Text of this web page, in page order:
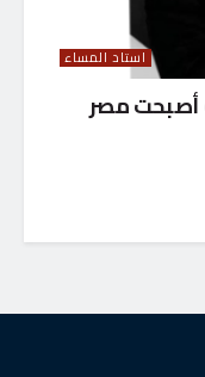
استاد المساء
أصبحت مصر